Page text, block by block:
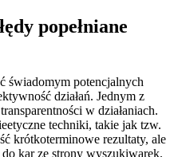
popełniane
świadomym potencjalnych
działań. Jednym z
w działaniach.
techniki, takie jak tzw.
krótkoterminowe rezultaty, ale
kar ze strony wyszukiwarek.